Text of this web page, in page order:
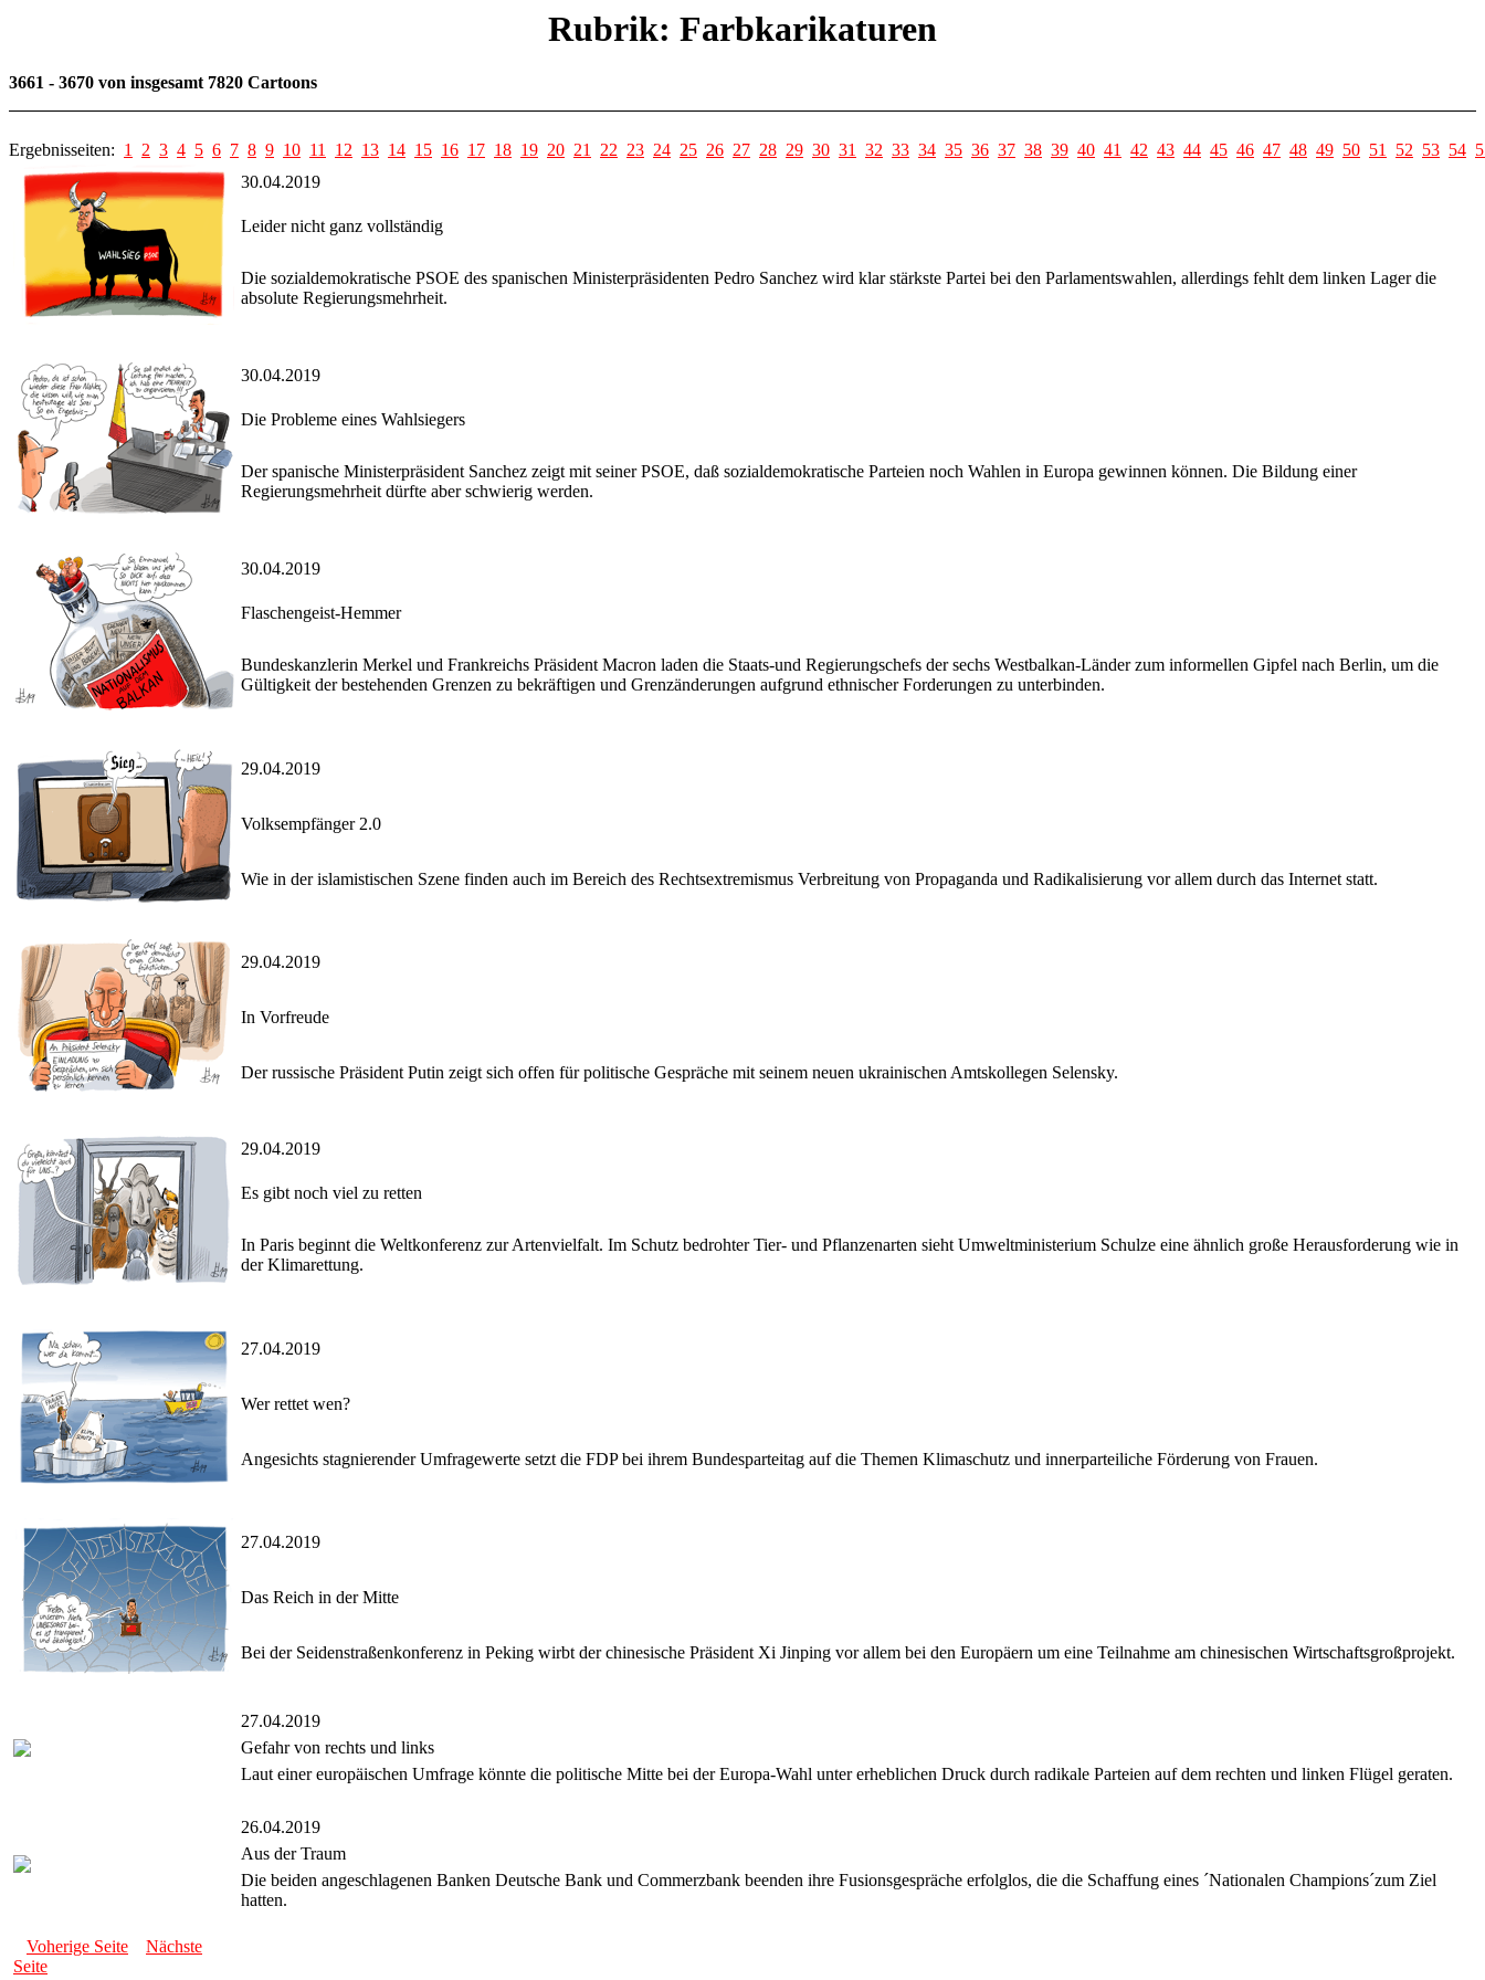
Rubrik: Farbkarikaturen
3661 - 3670 von insgesamt 7820 Cartoons
Ergebnisseiten: 1 2 3 4 5 6 7 8 9 10 11 12 13 14 15 16 17 18 19 20 21 22 23 24 25 26 27 28 29 30 31 32 33 34 35 36 37 38 39 40 41 42 43 44 45 46 47 48 49 50 51 52 53 54
30.04.2019
Leider nicht ganz vollständig
Die sozialdemokratische PSOE des spanischen Ministerpräsidenten Pedro Sanchez wird klar stärkste Partei bei den Parlamentswahlen, allerdings fehlt dem linken Lager die
absolute Regierungsmehrheit.
30.04.2019
Die Probleme eines Wahlsiegers
Der spanische Ministerpräsident Sanchez zeigt mit seiner PSOE, daß sozialdemokratische Parteien noch Wahlen in Europa gewinnen können. Die Bildung einer
Regierungsmehrheit dürfte aber schwierig werden.
30.04.2019
Flaschengeist-Hemmer
Bundeskanzlerin Merkel und Frankreichs Präsident Macron laden die Staats-und Regierungschefs der sechs Westbalkan-Länder zum informellen Gipfel nach Berlin, um die
Gültigkeit der bestehenden Grenzen zu bekräftigen und Grenzänderungen aufgrund ethnischer Forderungen zu unterbinden.
29.04.2019
Volksempfänger 2.0
Wie in der islamistischen Szene finden auch im Bereich des Rechtsextremismus Verbreitung von Propaganda und Radikalisierung vor allem durch das Internet statt.
29.04.2019
In Vorfreude
Der russische Präsident Putin zeigt sich offen für politische Gespräche mit seinem neuen ukrainischen Amtskollegen Selensky.
29.04.2019
Es gibt noch viel zu retten
In Paris beginnt die Weltkonferenz zur Artenvielfalt. Im Schutz bedrohter Tier- und Pflanzenarten sieht Umweltministerium Schulze eine ähnlich große Herausforderung wie in
der Klimarettung.
27.04.2019
Wer rettet wen?
Angesichts stagnierender Umfragewerte setzt die FDP bei ihrem Bundesparteitag auf die Themen Klimaschutz und innerparteiliche Förderung von Frauen.
27.04.2019
Das Reich in der Mitte
Bei der Seidenstraßenkonferenz in Peking wirbt der chinesische Präsident Xi Jinping vor allem bei den Europäern um eine Teilnahme am chinesischen Wirtschaftsgroßprojekt.
27.04.2019
Gefahr von rechts und links
Laut einer europäischen Umfrage könnte die politische Mitte bei der Europa-Wahl unter erheblichen Druck durch radikale Parteien auf dem rechten und linken Flügel geraten.
26.04.2019
Aus der Traum
Die beiden angeschlagenen Banken Deutsche Bank und Commerzbank beenden ihre Fusionsgespräche erfolglos, die die Schaffung eines ´Nationalen Champions´zum Ziel
hatten.
Voherige Seite
Nächste
Seite